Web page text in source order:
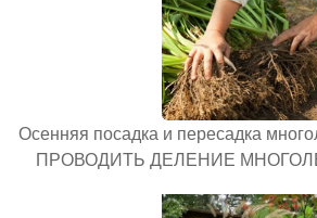
Осенняя посадка и пересадка
ПРОВОДИТЬ ДЕЛЕНИЕ